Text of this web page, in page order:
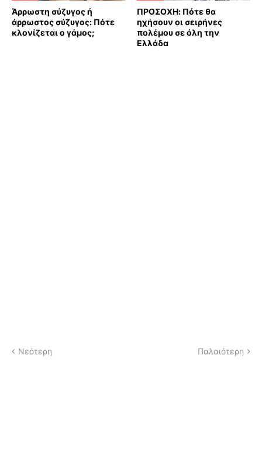
Άρρωστη σύζυγος ή
άρρωστος σύζυγος: Πότε
κλονίζεται ο γάμος;
ΠΡΟΣΟΧΗ: Πότε θα
ηχήσουν οι σειρήνες
πολέμου σε όλη την
Ελλάδα
Νεότερη Παλαιότερη